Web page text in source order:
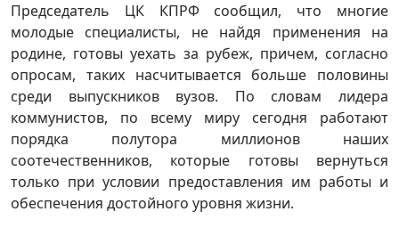
Председатель ЦК КПРФ сообщил, что многие
молодые специалисты, не найдя применения на
родине, готовы уехать за рубеж, причем, согласно
опросам, таких насчитывается больше половины
среди выпускников вузов. По словам лидера
коммунистов, по всему миру сегодня работают
порядка полутора миллионов наших
соотечественников, которые готовы вернуться
только при условии предоставления им работы и
обеспечения достойного уровня жизни.